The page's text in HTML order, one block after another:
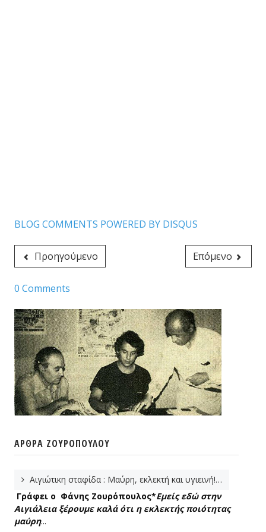
BLOG COMMENTS POWERED BY DISQUS
Προηγούμενο Επόμενο
0 Comments
ΆΡΘΡΑ ΖΟΥΡΌΠΟΥΛΟΥ
Αιγιώτικη σταφίδα : Μαύρη, εκλεκτή και υγιεινή!…
Γράφει ο Φάνης Ζουρόπουλος*Εμείς εδώ στην
Αιγιάλεια ξέρουμε καλά ότι η εκλεκτής ποιότητας
μαύρη...